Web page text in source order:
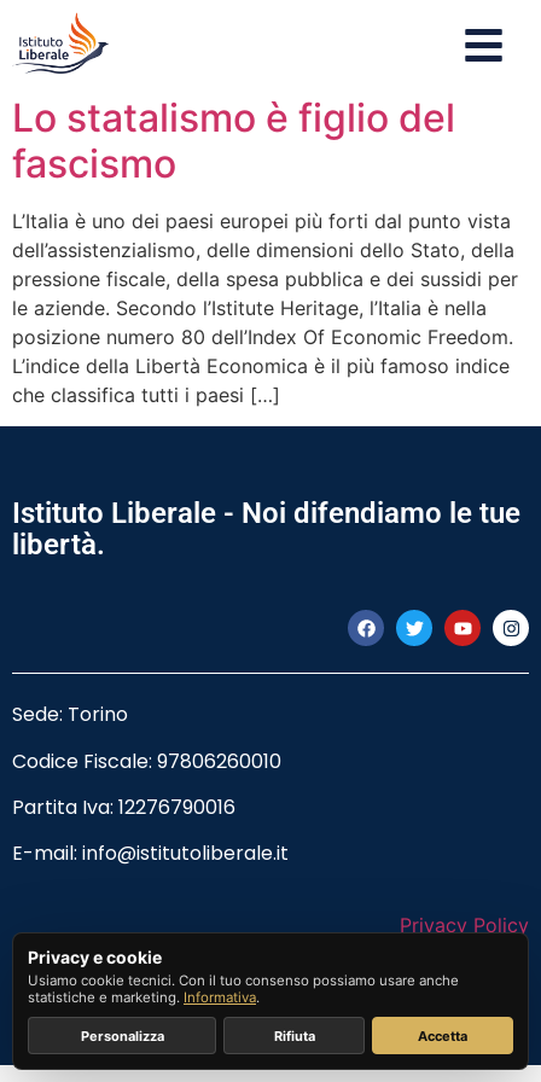
Lo statalismo è figlio del
fascismo
L’Italia è uno dei paesi europei più forti dal punto vista
dell’assistenzialismo, delle dimensioni dello Stato, della
pressione fiscale, della spesa pubblica e dei sussidi per
le aziende. Secondo l’Istitute Heritage, l’Italia è nella
posizione numero 80 dell’Index Of Economic Freedom.
L’indice della Libertà Economica è il più famoso indice
che classifica tutti i paesi […]
Istituto Liberale - Noi difendiamo le tue
libertà.
Sede: Torino
Codice Fiscale: 97806260010
Partita Iva: 12276790016
E-mail: info@istitutoliberale.it
Privacy Policy
Termini e Condizioni
Privacy e cookie
Usiamo cookie tecnici. Con il tuo consenso possiamo usare anche
statistiche e marketing. Informativa.
Personalizza Rifiuta Accetta